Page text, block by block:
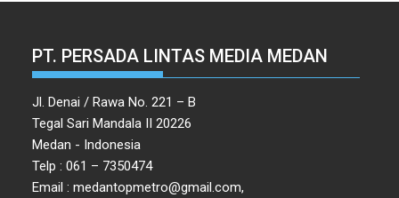
PT. PERSADA LINTAS MEDIA MEDAN
Jl. Denai / Rawa No. 221 – B
Tegal Sari Mandala II 20226
Medan - Indonesia
Telp : 061 – 7350474
Email : medantopmetro@gmail.com,